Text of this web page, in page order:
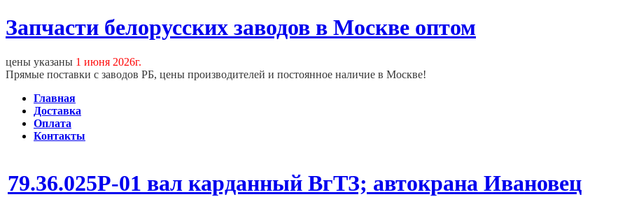
Запчасти белорусских заводов в Москве оптом
цены указаны 1 июня 2026г.
Прямые поставки с заводов РБ, цены производителей и постоянное наличие в Москве!
Главная
Доставка
Оплата
Контакты
79.36.025Р-01 вал карданный ВгТЗ; автокрана Ивановец